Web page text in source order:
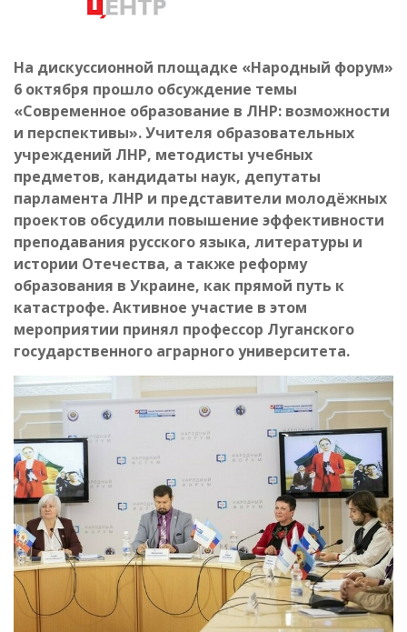
На дискуссионной площадке «Народный форум»
6 октября прошло обсуждение темы
«Современное образование в ЛНР: возможности
и перспективы». Учителя образовательных
учреждений ЛНР, методисты учебных
предметов, кандидаты наук, депутаты
парламента ЛНР и представители молодёжных
проектов обсудили повышение эффективности
преподавания русского языка, литературы и
истории Отечества, а также реформу
образования в Украине, как прямой путь к
катастрофе. Активное участие в этом
мероприятии принял профессор Луганского
государственного аграрного университета.